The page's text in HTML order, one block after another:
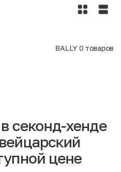
BALLY 0 товаров
секонд-хенде
цене